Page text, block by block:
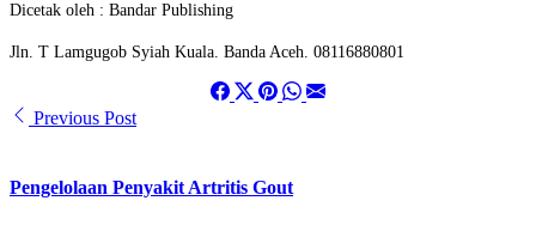
Dicetak oleh : Bandar Publishing
Jln. T Lamgugob Syiah Kuala. Banda Aceh. 08116880801
Previous Post
Pengelolaan Penyakit Artritis Gout